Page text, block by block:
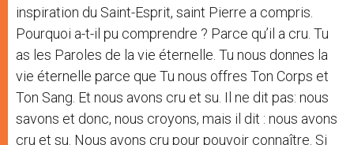
inspiration du Saint-Esprit, saint Pierre a compris.
Pourquoi a-t-il pu comprendre ? Parce qu’il a cru. Tu
as les Paroles de la vie éternelle. Tu nous donnes la
vie éternelle parce que Tu nous offres Ton Corps et
Ton Sang. Et nous avons cru et su. Il ne dit pas: nous
savons et donc, nous croyons, mais il dit : nous avons
cru et su. Nous avons cru pour pouvoir connaître. Si